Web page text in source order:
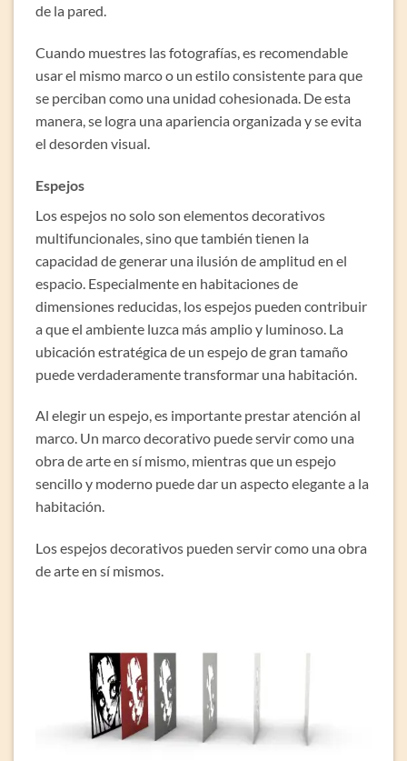
de la pared.
Cuando muestres las fotografías, es recomendable
usar el mismo marco o un estilo consistente para que
se perciban como una unidad cohesionada. De esta
manera, se logra una apariencia organizada y se evita
el desorden visual.
Espejos
Los espejos no solo son elementos decorativos
multifuncionales, sino que también tienen la
capacidad de generar una ilusión de amplitud en el
espacio. Especialmente en habitaciones de
dimensiones reducidas, los espejos pueden contribuir
a que el ambiente luzca más amplio y luminoso. La
ubicación estratégica de un espejo de gran tamaño
puede verdaderamente transformar una habitación.
Al elegir un espejo, es importante prestar atención al
marco. Un marco decorativo puede servir como una
obra de arte en sí mismo, mientras que un espejo
sencillo y moderno puede dar un aspecto elegante a la
habitación.
Los espejos decorativos pueden servir como una obra
de arte en sí mismos.